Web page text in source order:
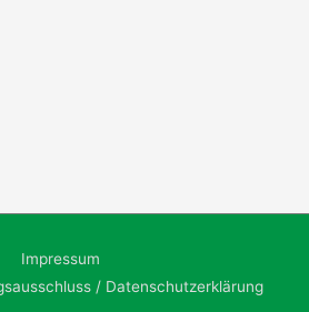
Impressum
/ Datenschutzerklärung